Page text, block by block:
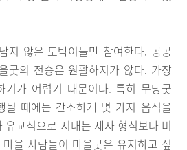
지 않은 토박이들만 참여한다. 공공
굿의 전승은 원활하지가 않다. 가장
기가 어렵기 때문이다. 특히 무당굿
될 때에는 간소하게 몇 가지 음식을
유교식으로 지내는 제사 형식보다 비
을 사람들이 마을굿은 유지하고 싶